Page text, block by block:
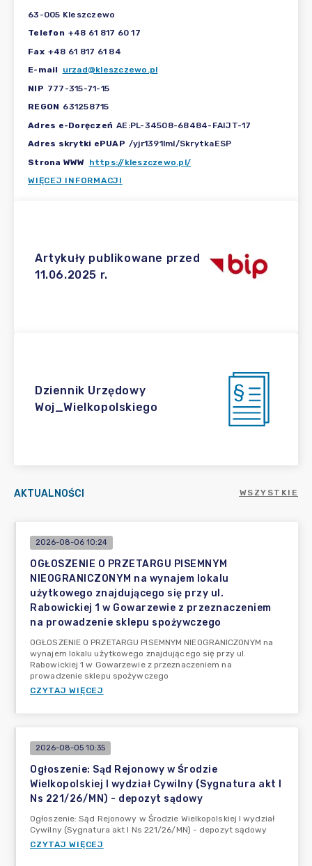
63-005 Kleszczewo
Telefon +48 61 817 60 17
Fax +48 61 817 61 84
E-mail
urzad@kleszczewo.pl
NIP 777-315-71-15
REGON 631258715
Adres e-Doręczeń AE:PL-34508-68484-FAIJT-17
Adres skrytki ePUAP /yjr1391lml/SkrytkaESP
Strona WWW https://kleszczewo.pl/
WIĘCEJ INFORMACJI
Artykuły publikowane przed
11.06.2025 r.
Dziennik Urzędowy
Woj_Wielkopolskiego
AKTUALNOŚCI WSZYSTKIE
2026-08-06 10:24
OGŁOSZENIE O PRZETARGU PISEMNYM
NIEOGRANICZONYM na wynajem lokalu
użytkowego znajdującego się przy ul.
Rabowickiej 1 w Gowarzewie z przeznaczeniem
na prowadzenie sklepu spożywczego
OGŁOSZENIE O PRZETARGU PISEMNYM NIEOGRANICZONYM na
wynajem lokalu użytkowego znajdującego się przy ul.
Rabowickiej 1 w Gowarzewie z przeznaczeniem na
prowadzenie sklepu spożywczego
CZYTAJ WIĘCEJ
2026-08-05 10:35
Ogłoszenie: Sąd Rejonowy w Środzie
Wielkopolskiej I wydział Cywilny (Sygnatura akt I
Ns 221/26/MN) - depozyt sądowy
Ogłoszenie: Sąd Rejonowy w Środzie Wielkopolskiej I wydział
Cywilny (Sygnatura akt I Ns 221/26/MN) - depozyt sądowy
CZYTAJ WIĘCEJ